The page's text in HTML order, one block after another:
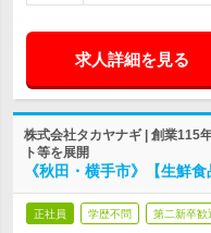
求人詳細を見る
株式会社タカヤナギ | 創業115
ト等を展開
《秋田・横手市》【生鮮
正社員 学歴不問 第二新卒歓